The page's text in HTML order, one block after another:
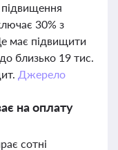
підвищення
30% з
має підвищити
близько 19 тис.
Джерело
на оплату
сотні